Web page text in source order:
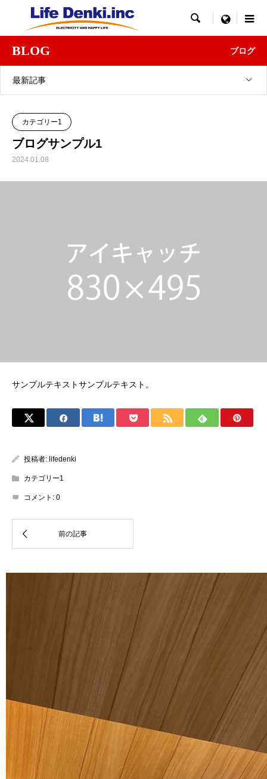
 menu
BLOG ブログ
最新記事
カテゴリー1
ブログサンプル1
2024.01.08
サンプルテキストサンプルテキスト。
投稿者: lifedenki
カテゴリー1
コメント: 0